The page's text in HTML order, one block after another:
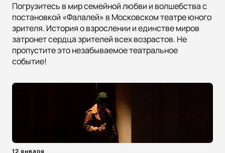
Погрузитесь в мир семейной любви и волшебства с
постановкой «Фалалей» в Московском театре юного
зрителя. История о взрослении и единстве миров
затронет сердца зрителей всех возрастов. Не
пропустите это незабываемое театральное
событие!